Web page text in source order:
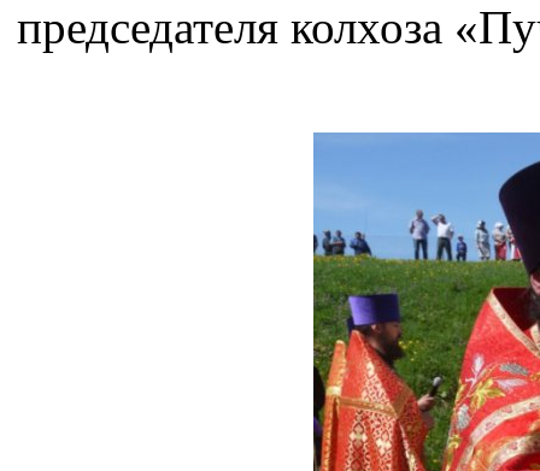
председателя колхоза